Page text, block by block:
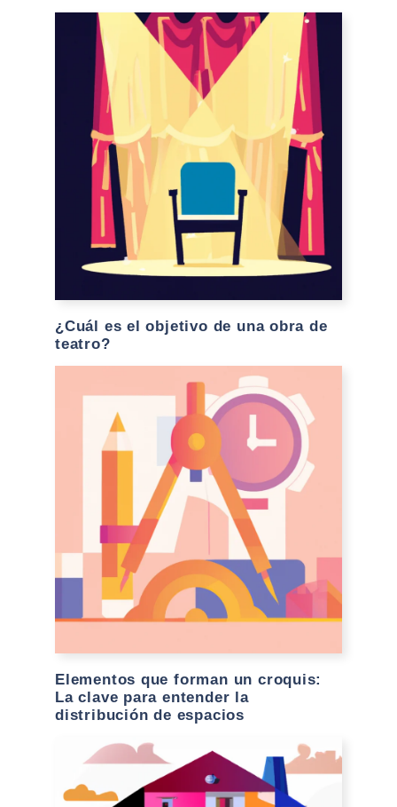
¿Cuál es el objetivo de una obra de
teatro?
Elementos que forman un croquis:
La clave para entender la
distribución de espacios